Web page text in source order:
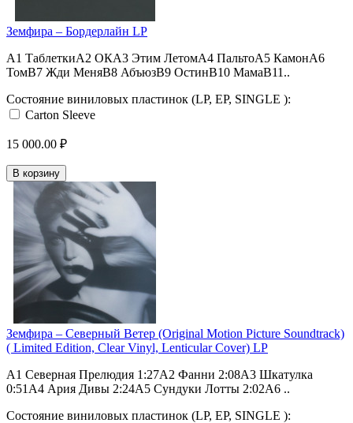
Земфира – Бордерлайн LP
A1 ТаблеткиA2 ОКA3 Этим ЛетомA4 ПальтоA5 КамонA6
ТомB7 Жди МеняB8 АбъюзB9 ОстинB10 МамаB11..
Состояние виниловых пластинок (LP, EP, SINGLE ):
Carton Sleeve
15 000.00 ₽
В корзину
Земфира – Северный Ветер (Original Motion Picture Soundtrack)
( Limited Edition, Clear Vinyl, Lenticular Cover) LP
A1 Северная Прелюдия 1:27A2 Фанни 2:08A3 Шкатулка
0:51A4 Ария Дивы 2:24A5 Сундуки Лотты 2:02A6 ..
Состояние виниловых пластинок (LP, EP, SINGLE ):